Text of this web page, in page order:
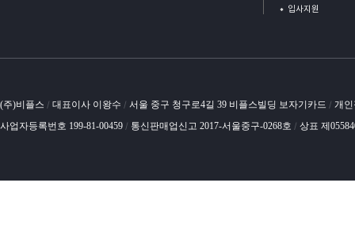
입사지원
(주)비플스 / 대표이사 이왕수 / 서울 중구 청구로4길 39 비플스빌딩 보자기카드 / 개
사업자등록번호 199-81-00459 / 통신판매업신고 2017-서울중구-0268호 / 상표 제